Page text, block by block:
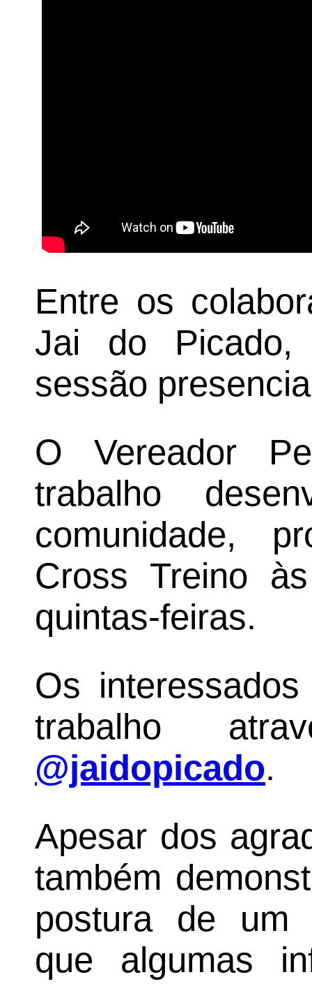
Entre os
Jai do Picado,
sessão
O Vereador
trabalho
comunidade,
Cross Treino
quintas-feiras.
Os
trabalho
@jaidopicado.
Apesar dos
também
postura de um
que algumas